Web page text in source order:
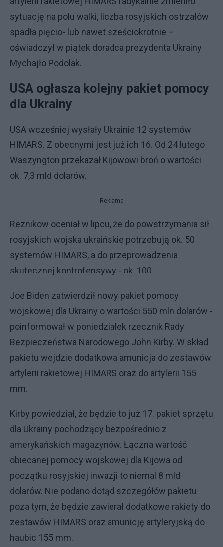
sytuację na polu walki, liczba rosyjskich ostrzałów
spadła pięcio- lub nawet sześciokrotnie –
oświadczył w piątek doradca prezydenta Ukrainy
Mychajło Podolak.
USA ogłasza kolejny pakiet pomocy
dla Ukrainy
USA wcześniej wysłały Ukrainie 12 systemów
HIMARS. Z obecnymi jest już ich 16. Od 24 lutego
Waszyngton przekazał Kijowowi broń o wartości
ok. 7,3 mld dolarów.
Reklama
Reznikow oceniał w lipcu, że do powstrzymania sił
rosyjskich wojska ukraińskie potrzebują ok. 50
systemów HIMARS, a do przeprowadzenia
skutecznej kontrofensywy - ok. 100.
Joe Biden zatwierdził nowy pakiet pomocy
wojskowej dla Ukrainy o wartości 550 mln dolarów -
poinformował w poniedziałek rzecznik Rady
Bezpieczeństwa Narodowego John Kirby. W skład
pakietu wejdzie dodatkowa amunicja do zestawów
artylerii rakietowej HIMARS oraz do artylerii 155
mm.
Kirby powiedział, że będzie to już 17. pakiet sprzętu
dla Ukrainy pochodzący bezpośrednio z
amerykańskich magazynów. Łączna wartość
obiecanej pomocy wojskowej dla Kijowa od
początku rosyjskiej inwazji to niemal 8 mld
dolarów. Nie podano dotąd szczegółów pakietu
poza tym, że będzie zawierał dodatkowe rakiety do
zestawów HIMARS oraz amunicję artyleryjską do
haubic 155 mm.